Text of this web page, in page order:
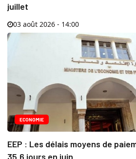
juillet
03 août 2026 - 14:00
ECONOMIE
EEP : Les délais moyens de
35,6 jours en juin